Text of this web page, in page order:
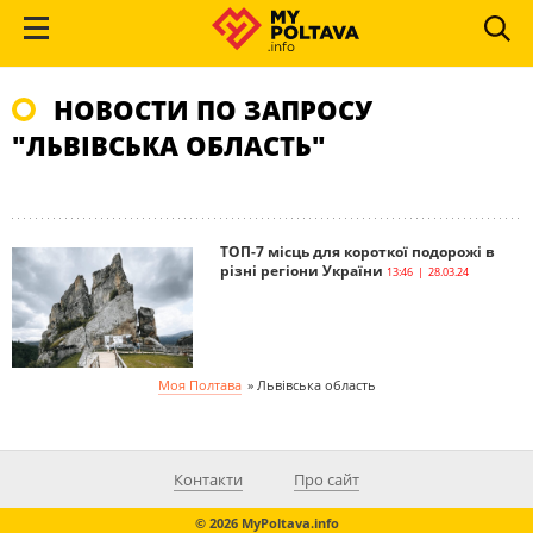
НОВОСТИ ПО ЗАПРОСУ
"ЛЬВІВСЬКА ОБЛАСТЬ"
ТОП-7 місць для короткої подорожі в
різні регіони України 13:46 | 28.03.24
Моя Полтава » Львівська область
Контакти Про сайт
© 2026 MyPoltava.info